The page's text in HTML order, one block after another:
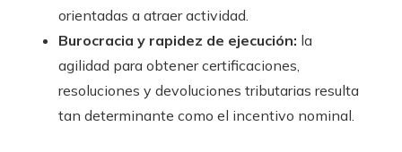
orientadas a atraer actividad.
Burocracia y rapidez de ejecución: la
agilidad para obtener certificaciones,
resoluciones y devoluciones tributarias resulta
tan determinante como el incentivo nominal.